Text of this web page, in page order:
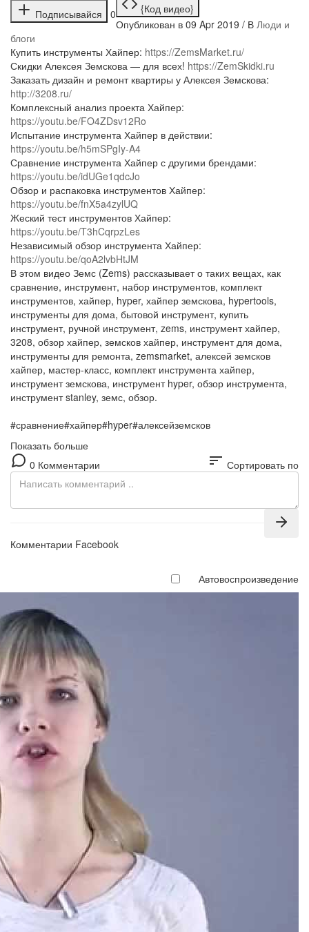
Подписывайся
0
{Код видео}
Опубликован в 09 Apr 2019 / В Люди и
блоги
Купить инструменты Хайпер: https://ZemsMarket.ru/
Скидки Алексея Земскова — для всех! https://ZemSkidki.ru
Заказать дизайн и ремонт квартиры у Алексея Земскова:
http://3208.ru/
Комплексный анализ проекта Хайпер:
https://youtu.be/FO4ZDsv12Ro
Испытание инструмента Хайпер в действии:
https://youtu.be/h5mSPgIy-A4
Сравнение инструмента Хайпер с другими брендами:
https://youtu.be/idUGe1qdcJo
Обзор и распаковка инструментов Хайпер:
https://youtu.be/fnX5a4zylUQ
Жеский тест инструментов Хайпер:
https://youtu.be/T3hCqrpzLes
Независимый обзор инструмента Хайпер:
https://youtu.be/qoA2lvbHtJM
В этом видео Земс (Zems) рассказывает о таких вещах, как
сравнение, инструмент, набор инструментов, комплект
инструментов, хайпер, hyper, хайпер земскова, hypertools,
инструменты для дома, бытовой инструмент, купить
инструмент, ручной инструмент, zems, инструмент хайпер,
3208, обзор хайпер, земсков хайпер, инструмент для дома,
инструменты для ремонта, zemsmarket, алексей земсков
хайпер, мастер-класс, комплект инструмента хайпер,
инструмент земскова, инструмент hyper, обзор инструмента,
инструмент stanley, земс, обзор.
#сравнение#хайпер#hyper#алексейземсков
Показать больше
0 Комментарии
sort Сортировать по
Комментарии Facebook
Автовоспроизведение